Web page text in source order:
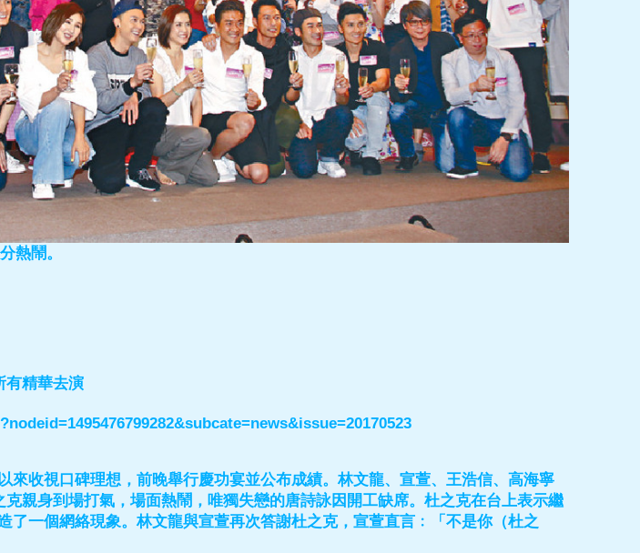
熱鬧。
有精華去演
來收視口碑理想，前晚舉行慶功宴並公布成績。林文龍、宣萱、王浩信、高海寧
親身到場打氣，場面熱鬧，唯獨失戀的唐詩詠因開工缺席。杜之克在台上表示繼
了一個網絡現象。林文龍與宣萱再次答謝杜之克，宣萱直言﹕「不是你（杜之